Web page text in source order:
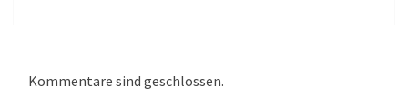
Kommentare sind geschlossen.